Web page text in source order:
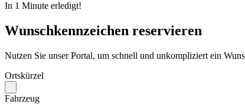
In 1 Minute erledigt!
Wunschkennzeichen reservieren
Nutzen Sie unser Portal, um schnell und unkompliziert ein
Ortskürzel
Fahrzeug